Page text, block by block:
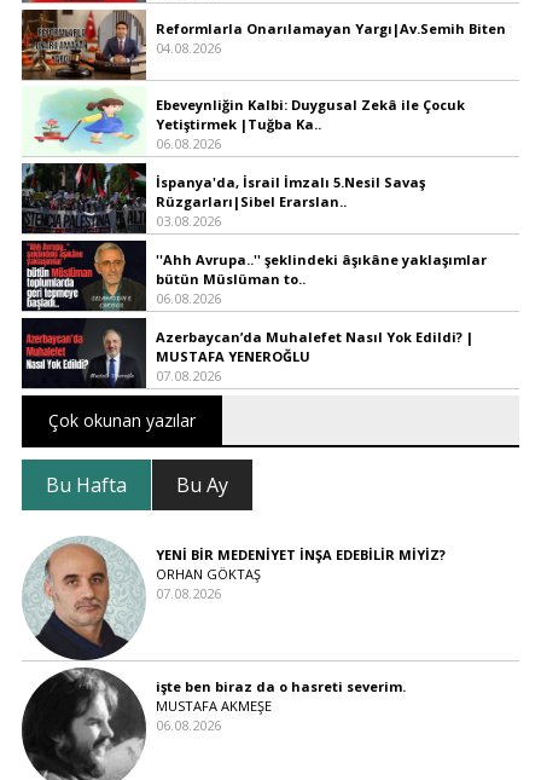
Reformlarla Onarılamayan Yargı|Av.Semih Biten
04.08.2026
Ebeveynliğin Kalbi: Duygusal Zekâ ile Çocuk
Yetiştirmek |Tuğba Ka..
06.08.2026
İspanya'da, İsrail İmzalı 5.Nesil Savaş
Rüzgarları|Sibel Erarslan..
03.08.2026
''Ahh Avrupa..'' şeklindeki âşıkâne yaklaşımlar
bütün Müslüman to..
06.08.2026
Azerbaycan’da Muhalefet Nasıl Yok Edildi? |
MUSTAFA YENEROĞLU
07.08.2026
Çok okunan yazılar
Bu Hafta Bu Ay
YENİ BİR MEDENİYET İNŞA EDEBİLİR MİYİZ?
ORHAN GÖKTAŞ
07.08.2026
işte ben biraz da o hasreti severim.
MUSTAFA AKMEŞE
06.08.2026